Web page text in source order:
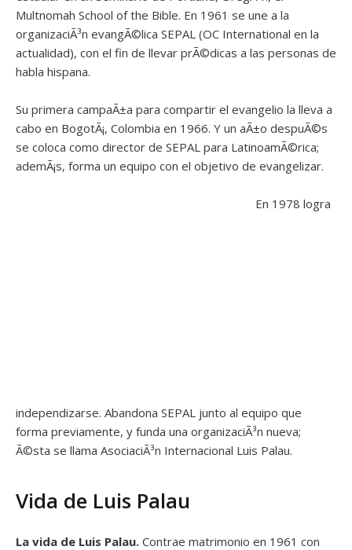
Multnomah School of the Bible. En 1961 se une a la
organizaciÃ³n evangÃ©lica SEPAL (OC International en la
actualidad), con el fin de llevar prÃ©dicas a las personas de
habla hispana.
Su primera campaÃ±a para compartir el evangelio la lleva a
cabo en BogotÃ¡, Colombia en 1966. Y un aÃ±o despuÃ©s
se coloca como director de SEPAL para LatinoamÃ©rica;
ademÃ¡s, forma un equipo con el objetivo de evangelizar.
En 1978 logra
independizarse. Abandona SEPAL junto al equipo que
forma previamente, y funda una organizaciÃ³n nueva;
Ã©sta se llama AsociaciÃ³n Internacional Luis Palau.
Vida de Luis Palau
La vida de Luis Palau. Contrae matrimonio en 1961 con